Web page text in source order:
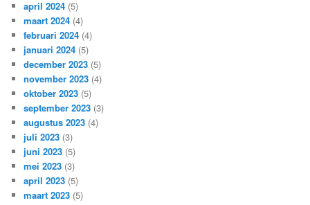
april 2024 (5)
maart 2024 (4)
februari 2024 (4)
januari 2024 (5)
december 2023 (5)
november 2023 (4)
oktober 2023 (5)
september 2023 (3)
augustus 2023 (4)
juli 2023 (3)
juni 2023 (5)
mei 2023 (3)
april 2023 (5)
maart 2023 (5)